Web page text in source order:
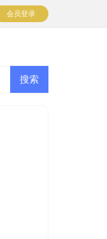
会员登录